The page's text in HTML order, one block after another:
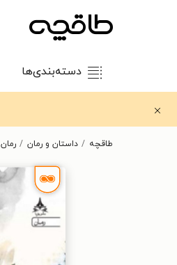
دسته‌بندی‌ها
طاقچه داستان و رمان رمان